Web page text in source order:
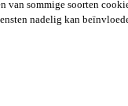
van sommige soorten
nadelig kan